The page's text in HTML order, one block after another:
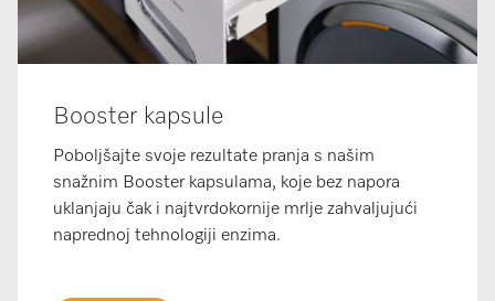
Booster kapsule
Poboljšajte svoje rezultate pranja s našim
snažnim Booster kapsulama, koje bez napora
uklanjaju čak i najtvrdokornije mrlje zahvaljujući
naprednoj tehnologiji enzima.